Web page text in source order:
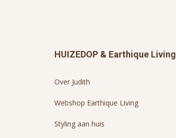
HUIZEDOP & Earthique Living
Over Judith
Webshop Earthique Living
Styling aan huis